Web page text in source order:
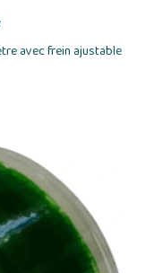
avec frein ajustable